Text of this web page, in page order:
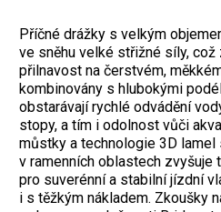
Příčné drážky s velkým
ve sněhu velké střižné síly, což
přilnavost na čerstvém,
kombinovány s hlubokými
obstarávají rychlé odvádění
stopy, a tím i odolnost vůči
můstky a technologie 3D
v ramenních oblastech zvyšuje
pro suverénní a stabilní jízdní
i s těžkým nákladem. Zkoušky